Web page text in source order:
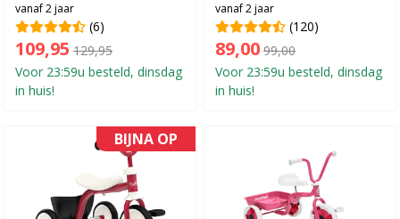
vanaf 2 jaar
(6)
109,95 129,95
Voor 23:59u besteld, dinsdag
in huis!
vanaf 2 jaar
(120)
89,00 99,00
Voor 23:59u besteld, dinsdag
in huis!
BIJNA OP